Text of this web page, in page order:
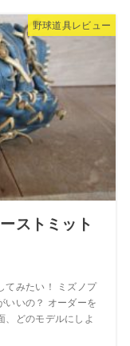
野球道具レビュー
ストミット
てみたい！ ミズノプ
いいの？ オーダーを
、どのモデルにしよ